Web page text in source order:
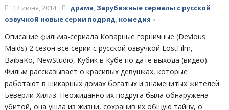
12 июня, 2014 драма Зарубежные сериалы с русской
озвучкой новые серии подряд комедия »
Описание фильма-сериала Коварные горничные (Devious
Maids) 2 сезон все серии с русской озвучкой LostFilm,
BaibaKo, NewStudio, Кубик в Кубе по дате выхода (видео):
Фильм рассказывает о красивых девушках, которые
работают в шикарных домах богатых и знаменитых жителей
Беверли-Хиллз. Неожиданно их подруга была обнаружена
убитой, она ушла из жизни, сохранив их общую тайну, о